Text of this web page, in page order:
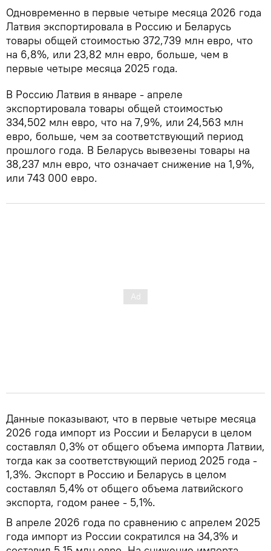
Одновременно в первые четыре месяца 2026 года
Латвия экспортировала в Россию и Беларусь
товары общей стоимостью 372,739 млн евро, что
на 6,8%, или 23,82 млн евро, больше, чем в
первые четыре месяца 2025 года.
В Россию Латвия в январе - апреле
экспортировала товары общей стоимостью
334,502 млн евро, что на 7,9%, или 24,563 млн
евро, больше, чем за соответствующий период
прошлого года. В Беларусь вывезены товары на
38,237 млн евро, что означает снижение на 1,9%,
или 743 000 евро.
Данные показывают, что в первые четыре месяца
2026 года импорт из России и Беларуси в целом
составлял 0,3% от общего объема импорта Латвии,
тогда как за соответствующий период 2025 года -
1,3%. Экспорт в Россию и Беларусь в целом
составлял 5,4% от общего объема латвийского
экспорта, годом ранее - 5,1%.
В апреле 2026 года по сравнению с апрелем 2025
года импорт из России сократился на 34,3% и